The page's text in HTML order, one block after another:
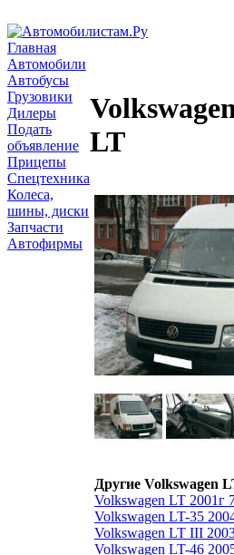
Главная
Автомобили
Автобусы
Грузовики
Дилеры
Подать
объявление
Прицепы
Спецтехника
Колеса,
шины, диски
Запчасти
Автофирмы
LT
Другие Volkswagen
Volkswagen LT 2001г
Volkswagen LT-35
Volkswagen LT III
Volkswagen LT-46